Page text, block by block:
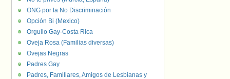
ONG por la No Discriminación
Opción Bi (Mexico)
Orgullo Gay-Costa Rica
Oveja Rosa (Familias diversas)
Ovejas Negras
Padres Gay
Padres, Familiares, Amigos de Lesbianas y